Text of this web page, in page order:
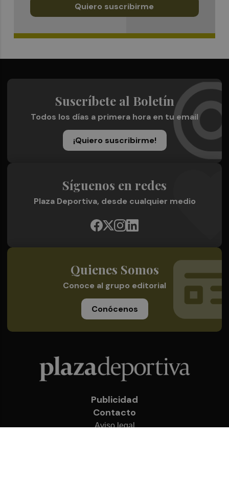
Quiero suscribirme
Suscríbete al Boletín
Todos los días a primera hora en tu email
¡Quiero suscribirme!
Síguenos en redes
Plaza Deportiva, desde cualquier medio
Quienes Somos
Conoce al grupo editorial
Conócenos
Publicidad
Contacto
Aviso legal